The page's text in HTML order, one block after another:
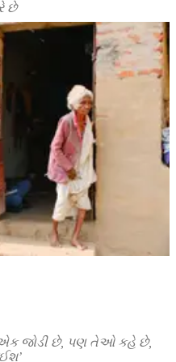
છે
જોડી છે, પણ તેઓ કહે છે,
’